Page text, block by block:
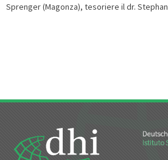
Sprenger (Magonza), tesoriere il dr.